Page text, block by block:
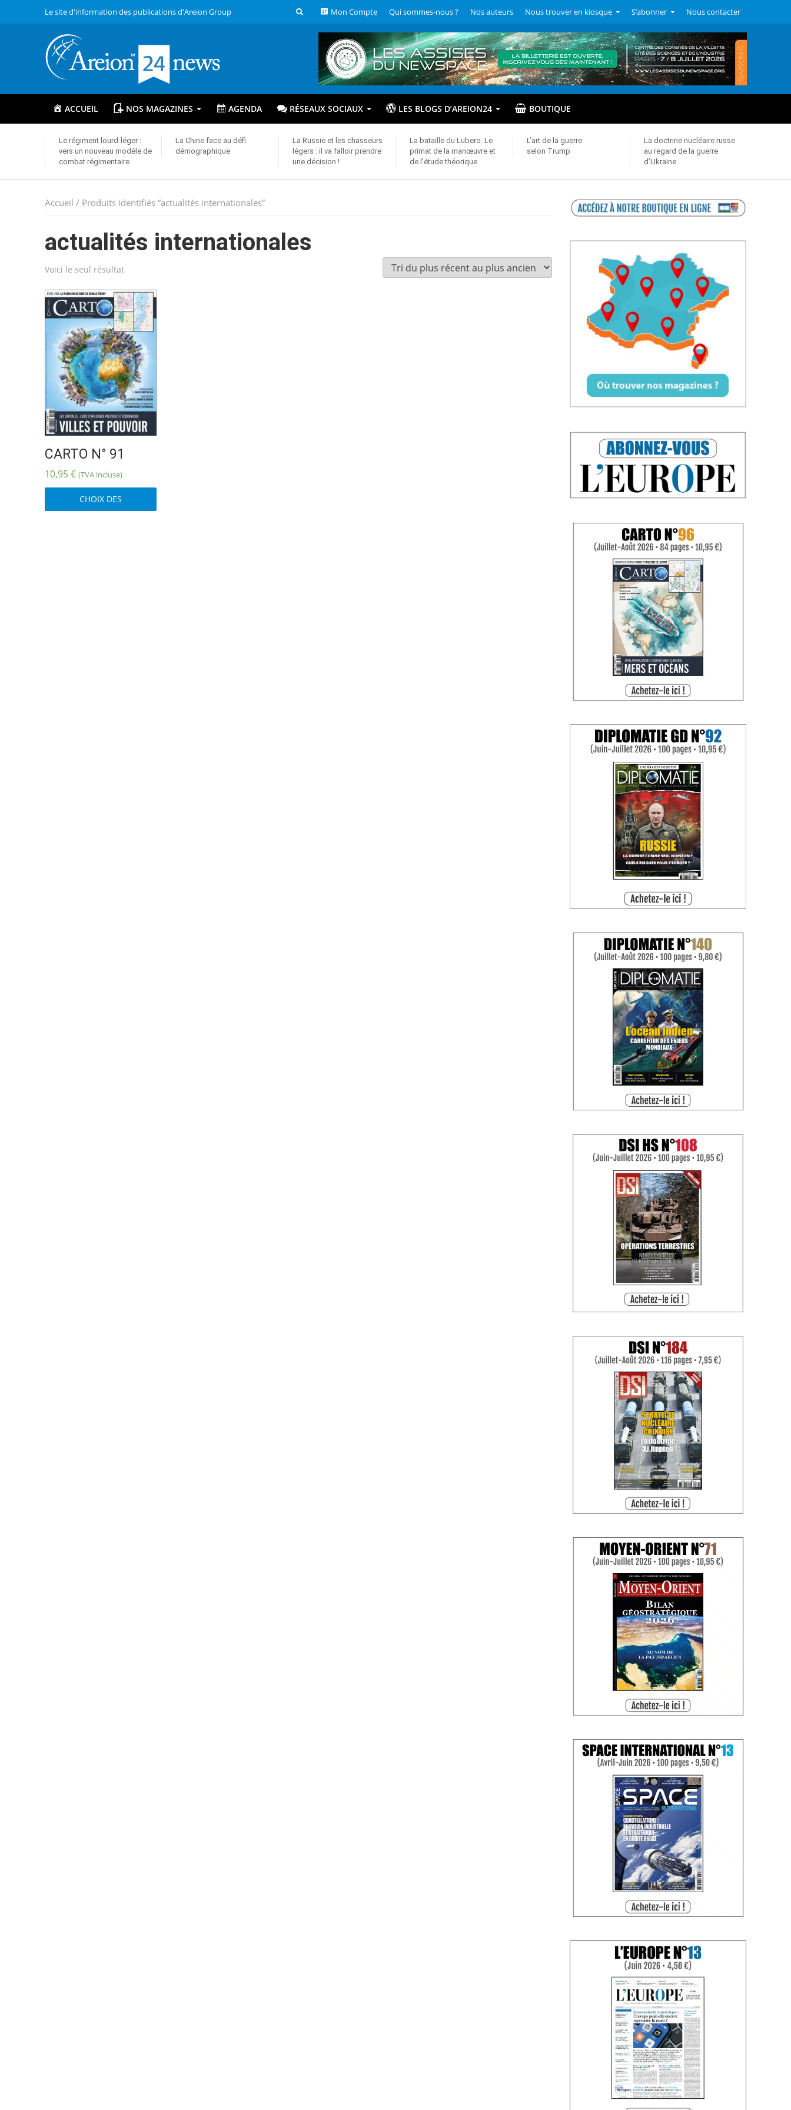
Le site d'information des publications d'Areion Group Mon Compte Qui sommes-nous ? Nos auteurs Nous trouver en kiosque S’abonner Nous contacter
ACCUEIL NOS MAGAZINES AGENDA RÉSEAUX SOCIAUX LES BLOGS D’AREION24 BOUTIQUE
Le régiment lourd-léger :
vers un nouveau modèle de
combat régimentaire
La Chine face au défi
démographique
La Russie et les chasseurs
légers : il va falloir prendre
une décision !
La bataille du Lubero. Le
primat de la manœuvre et
de l’étude théorique
L’art de la guerre
selon Trump
La doctrine nucléaire russe
au regard de la guerre
d’Ukraine
Accueil / Produits identifiés “actualités internationales”
actualités internationales
Voici le seul résultat
CARTO N° 91
10,95€ (TVA incluse)
CHOIX DES
Ce